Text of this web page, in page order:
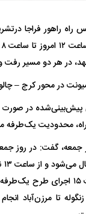
راه راهور فراجا
در هر دو مسیر
کامیونت در محور کرج
در صورت
محدودیت
تا مرزن‌آباد
رقم نجومی رضایتنامه
لو رفت